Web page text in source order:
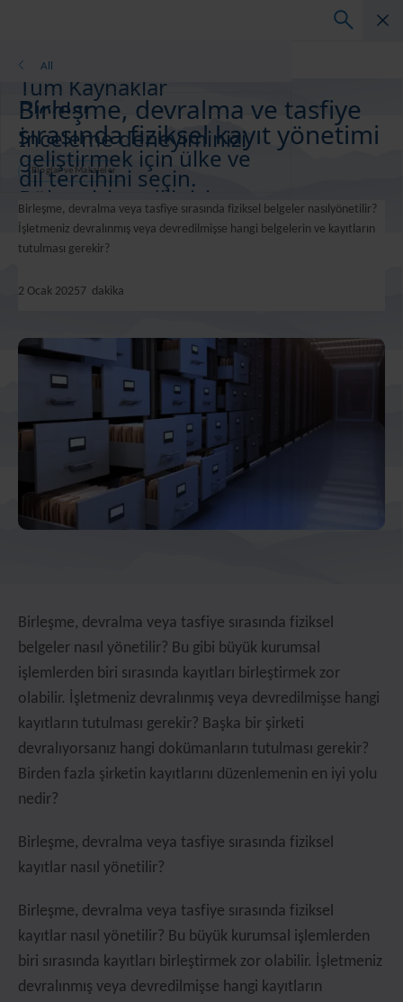
Tüm Kaynaklar
Bloglar
Müşteri Başarı Hikayeleri
Çözüm Kılavuzları
Vebinarlar
Whitepaper
All
İnceleme deneyiminizi
geliştirmek için ülke ve
dil tercihini seçin.
Bölgenizi ve dilinizi
değiştirin
Asia-Pacific and India
Europe and Southern Africa
Middle East North Africa And Turkey
Bloglar
Birleşme, devralma ve tasfiye
sırasında fiziksel kayıt yönetimi
Bloglar ve Makaleler
Birleşme, devralma veya tasfiye sırasında fiziksel belgeler nasılyönetilir?
İşletmeniz devralınmış veya devredilmişse hangi belgelerin ve kayıtların
tutulması gerekir?
2 Ocak 20257 dakika
Birleşme, devralma veya tasfiye sırasında fiziksel
belgeler nasıl yönetilir? Bu gibi büyük kurumsal
işlemlerden biri sırasında kayıtları birleştirmek zor
olabilir. İşletmeniz devralınmış veya devredilmişse hangi
kayıtların tutulması gerekir? Başka bir şirketi
devralıyorsanız hangi dokümanların tutulması gerekir?
Birden fazla şirketin kayıtlarını düzenlemenin en iyi yolu
nedir?
Birleşme, devralma veya tasfiye sırasında fiziksel
kayıtlar nasıl yönetilir?
Birleşme, devralma veya tasfiye sırasında fiziksel
kayıtlar nasıl yönetilir? Bu büyük kurumsal işlemlerden
biri sırasında kayıtları birleştirmek zor olabilir. İşletmeniz
devralınmış veya devredilmişse hangi kayıtların